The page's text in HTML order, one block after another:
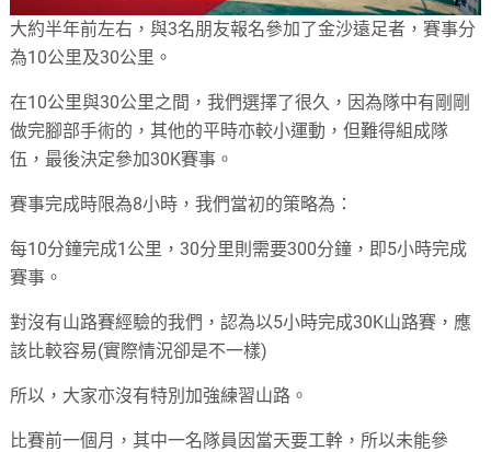
大約半年前左右，與3名朋友報名參加了金沙遠足者，賽事分
為10公里及30公里。
在10公里與30公里之間，我們選擇了很久，因為隊中有剛剛
做完腳部手術的，其他的平時亦較小運動，但難得組成隊
伍，最後決定參加30K賽事。
賽事完成時限為8小時，我們當初的策略為：
每10分鐘完成1公里，30分里則需要300分鐘，即5小時完成
賽事。
對沒有山路賽經驗的我們，認為以5小時完成30K山路賽，應
該比較容易(實際情況卻是不一樣)
所以，大家亦沒有特別加強練習山路。
比賽前一個月，其中一名隊員因當天要工龫，所以未能參